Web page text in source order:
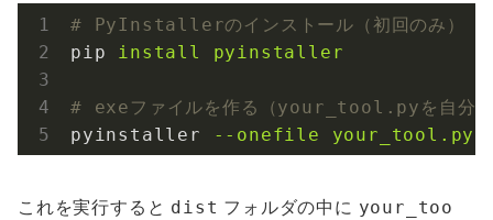
# PyInstallerのインストール（初回のみ）
pip
install pyinstaller
# exeファイルを作る（your_tool.pyを自分の
pyinstaller
--onefile your_tool.py
これを実行すると dist フォルダの中に your_too